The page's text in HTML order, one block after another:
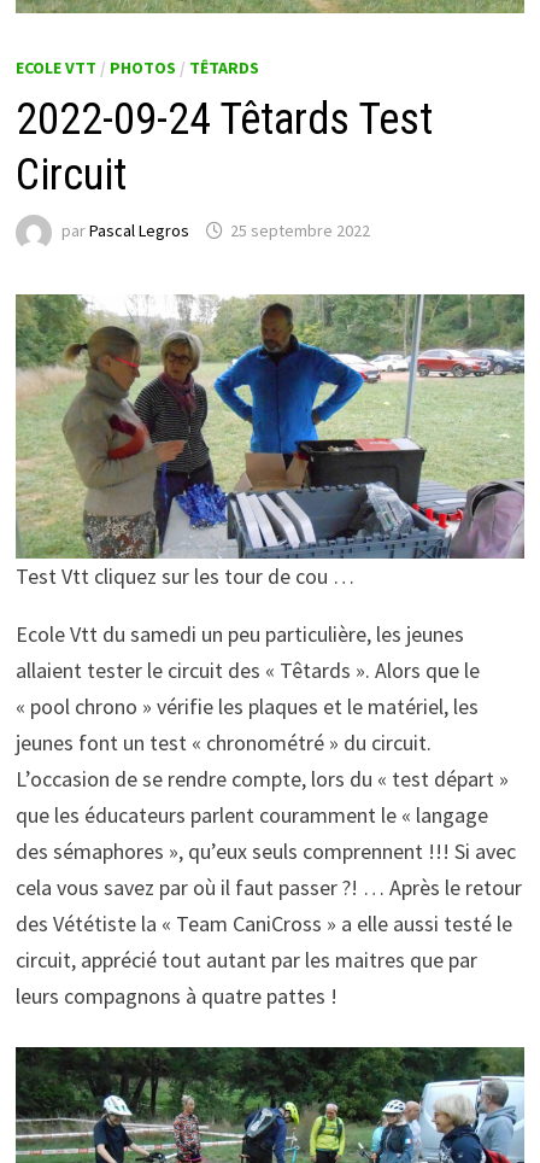
ECOLE VTT / PHOTOS / TÊTARDS
2022-09-24 Têtards Test
Circuit
parPascal Legros 25 septembre 2022
Test Vtt cliquez sur les tour de cou …
Ecole Vtt du samedi un peu particulière, les jeunes
allaient tester le circuit des « Têtards ». Alors que le
« pool chrono » vérifie les plaques et le matériel, les
jeunes font un test « chronométré » du circuit.
L’occasion de se rendre compte, lors du « test départ »
que les éducateurs parlent couramment le « langage
des sémaphores », qu’eux seuls comprennent !!! Si avec
cela vous savez par où il faut passer ?! … Après le retour
des Vététiste la « Team CaniCross » a elle aussi testé le
circuit, apprécié tout autant par les maitres que par
leurs compagnons à quatre pattes !